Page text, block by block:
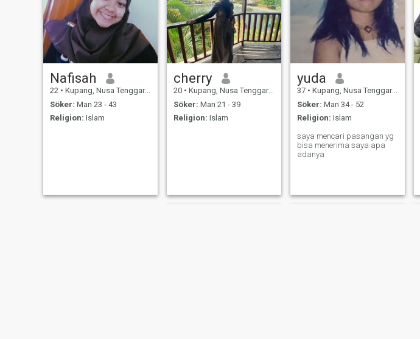
Nafisah
22 • Kupang, Nusa Tenggara Timur, Indonesien
Söker: Man 23 - 43
Religion: Islam
cherry
20 • Kupang, Nusa Tenggara Timur, Indonesien
Söker: Man 21 - 39
Religion: Islam
yuda
37 • Kupang, Nusa Tenggara Timur, Indonesien
Söker: Man 34 - 52
Religion: Islam
saya mencari pasangan yg
bisa menerima saya apa
adanya